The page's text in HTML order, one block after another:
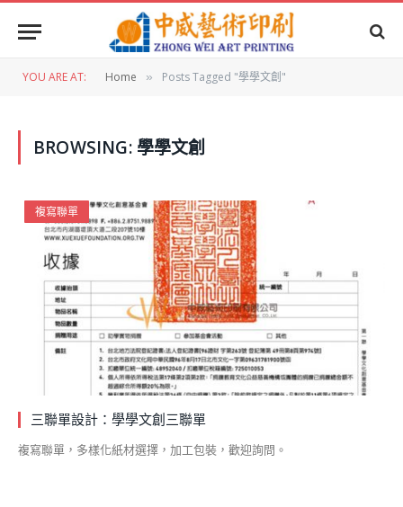
YOU ARE AT: Home » Posts Tagged "學學文創"
BROWSING: 學學文創
複寫聯單
三聯單設計：學學文創三聯單
複寫聯單，多樣化紙材選擇，加工包裝，歡迎詢問。